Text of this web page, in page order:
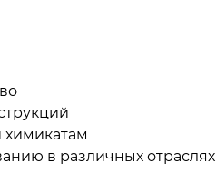
химикатам
в различных отраслях